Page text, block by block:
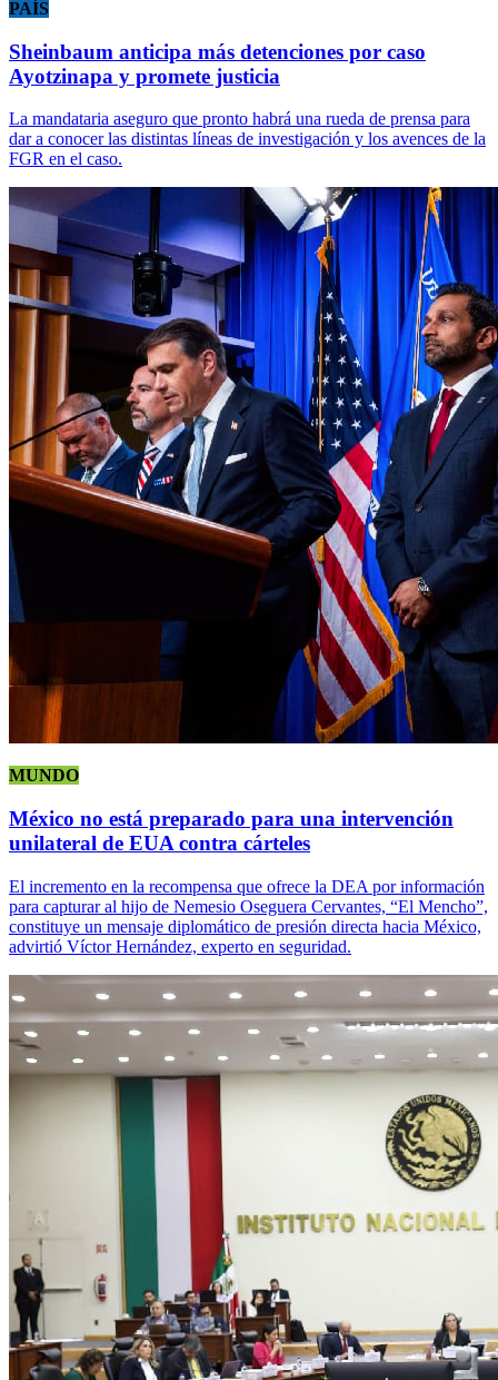
PAÍS
Sheinbaum anticipa más detenciones por caso
Ayotzinapa y promete justicia
La mandataria aseguro que pronto habrá una rueda de prensa para
dar a conocer las distintas líneas de investigación y los avences de la
FGR en el caso.
MUNDO
México no está preparado para una intervención
unilateral de EUA contra cárteles
El incremento en la recompensa que ofrece la DEA por información
para capturar al hijo de Nemesio Oseguera Cervantes, “El Mencho”,
constituye un mensaje diplomático de presión directa hacia México,
advirtió Víctor Hernández, experto en seguridad.